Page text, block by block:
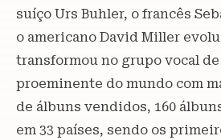
suíço Urs Buhler, o francês
o americano David Miller
transformou no grupo vocal
proeminente do mundo com
de álbuns vendidos, 160
em 33 países, sendo os